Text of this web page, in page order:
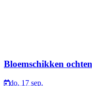
Bloemschikken
do. 17 sep.